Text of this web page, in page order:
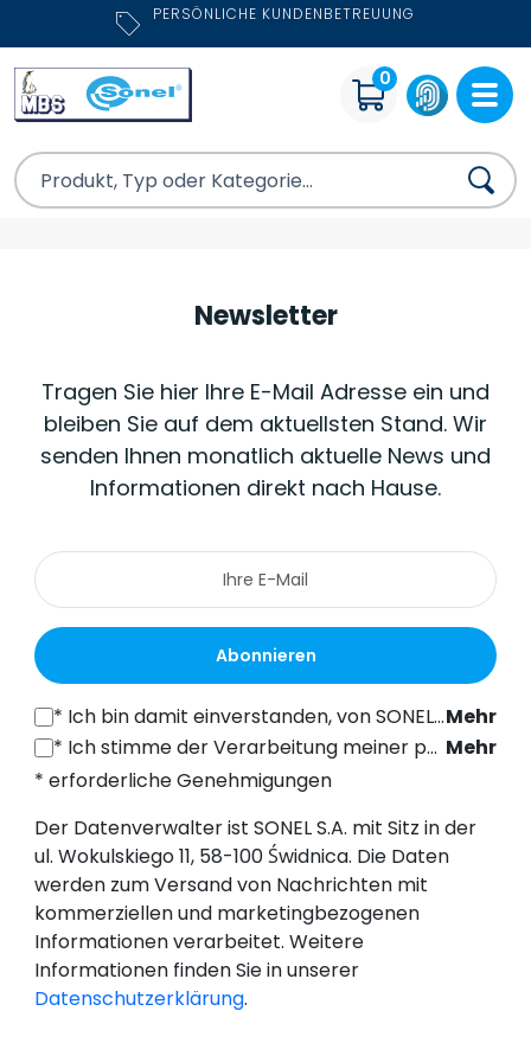
PERSÖNLICHE KUNDENBETREUUNG
0
Newsletter
Tragen Sie hier Ihre E-Mail Adresse ein und
bleiben Sie auf dem aktuellsten Stand. Wir
senden Ihnen monatlich aktuelle News und
Informationen direkt nach Hause.
Abonnieren
* Ich bin damit einverstanden, von SONEL S.A. mit Sitz in der ul. Wokulskiego 11, 58-100 Świdnica, kommerzielle Informationen auf elektronischem Wege (an die angegebene E-Mail-Adresse) zu Marketingzwecken gemäß Art. 398 des Gesetzes vom 12. Juli 2024 über das Recht der elektronischen Kommunikation zu erhalten. Mehr
* Ich stimme der Verarbeitung meiner personenbezogenen Daten (E-Mail-Adresse) durch SONEL S.A. mit Sitz in ul. Wokulskiego 11, 58-100 Świdnica, zum Zwecke des Versands eines Newsletters mit kommerziellen und marketingbezogenen Informationen gemäß Art. 6 Abs. 1 Buchstabe a) der Datenschutz-Grundverordnung (DSGVO).
Mehr
* erforderliche Genehmigungen
Der Datenverwalter ist SONEL S.A. mit Sitz in der
ul. Wokulskiego 11, 58-100 Świdnica. Die Daten
werden zum Versand von Nachrichten mit
kommerziellen und marketingbezogenen
Informationen verarbeitet. Weitere
Informationen finden Sie in unserer
Datenschutzerklärung.